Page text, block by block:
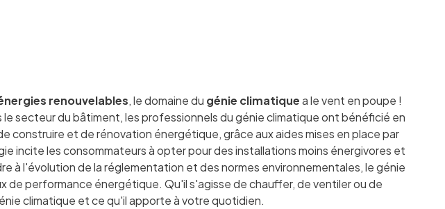
renouvelables, le domaine du génie climatiquea le vent en poupe !
secteur du bâtiment, les professionnels du génie climatique ont bénéficié en
construire et de rénovation énergétique, grâce aux aides mises en place par
incite les consommateurs à opter pour des installations moins énergivores et
à l'évolution de la réglementation et des normes environnementales, le génie
de performance énergétique. Qu'il s'agisse de chauffer, de ventiler ou de
climatique et ce qu'il apporte à votre quotidien.